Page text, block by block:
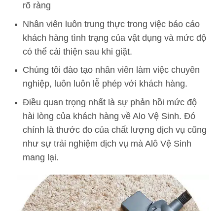
rõ ràng
Nhân viên luôn trung thực trong việc báo cáo
khách hàng tình trạng của vật dụng và mức độ
có thể cải thiện sau khi giặt.
Chúng tôi đào tạo nhân viên làm việc chuyên
nghiệp, luôn luôn lễ phép với khách hàng.
Điều quan trọng nhất là sự phản hồi mức độ
hài lòng của khách hàng về Alo Vệ Sinh. Đó
chính là thước đo của chất lượng dịch vụ cũng
như sự trải nghiệm dịch vụ mà Alô Vệ Sinh
mang lại.